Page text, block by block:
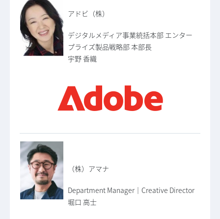
アドビ（株）
デジタルメディア事業統括本部 エンター
プライズ製品戦略部 本部長
宇野 香織
（株）アマナ
Department Manager｜Creative Director
堀口 高士